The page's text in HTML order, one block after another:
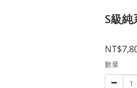
S級
數量